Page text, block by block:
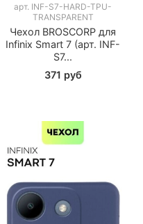
арт. INF-S7-HARD-TPU-
TRANSPARENT
Чехол BROSCORP для
Infinix Smart 7 (арт. INF-
S7...
371 руб